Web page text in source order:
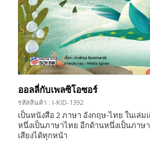
ออลลี่กับเพลซิโอซอร์
รหัสสินค้า : I-KID-1392
เป็นหนังสือ 2 ภาษา อังกฤษ-ไทย ในเล่ม
หนึ่งเป็นภาษาไทย อีกด้านหนึ่งเป็นภาษ
เสียงได้ทุกหน้า